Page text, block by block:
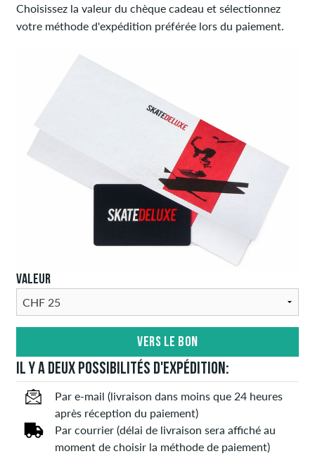
Choisissez la valeur du chèque cadeau et sélectionnez
votre méthode d'expédition préférée lors du paiement.
VALEUR
VERS LE BON
IL Y A DEUX POSSIBILITÉS D'EXPÉDITION:
Par e-mail (livraison dans moins que 24 heures
après réception du paiement)
Par courrier (délai de livraison sera affiché au
moment de choisir la méthode de paiement)